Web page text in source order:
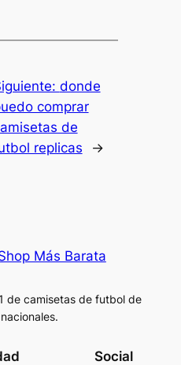
donde
comprar
de
replicas
→
Más Barata
de camisetas de futbol de
Social